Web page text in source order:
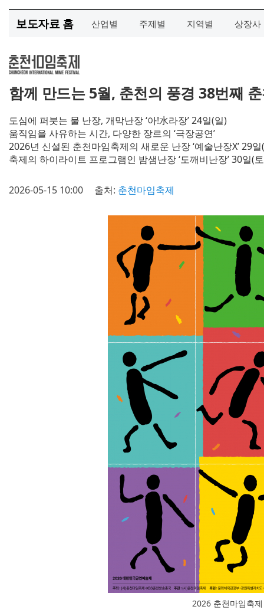
보도자료 홈 산업별 주제별 지역별 상장사
함께 만드는 5월, 춘천의 풍경 38번째
도심에 퍼붓는 물 난장, 개막난장 ‘아!水라장’ 24일(일)
움직임을 사유하는 시간, 다양한 장르의 ‘극장공연’
2026년 신설된 춘천마임축제의 새로운 난장 ‘예술난장X’ 29
축제의 하이라이트 프로그램인 밤샘난장 ‘도깨비난장’ 30일(
2026-05-15 10:00 출처: 춘천마임축제
2026 춘천마임축